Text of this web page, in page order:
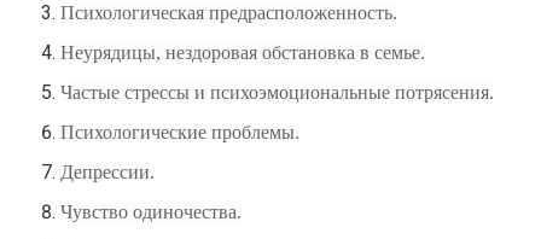
Психологическая предрасположенность.
Неурядицы, нездоровая обстановка в семье.
Частые стрессы и психоэмоциональные потрясения.
Психологические проблемы.
Депрессии.
Чувство одиночества.